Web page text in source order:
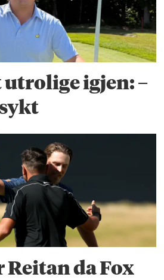
utrolige igjen: –
Reitan da Fox